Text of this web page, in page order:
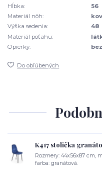
Hĺbka:
56
Materiál nôh:
kov
Výška sedenia:
48
Materiál poťahu:
Opierky:
Do obľúbených
K417 stolička
Rozmery: 44x56x87 cm,
farba: granátová.